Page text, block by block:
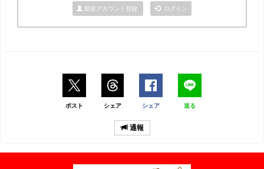
新規アカウント登録 ログイン
ポスト シェア シェア 送る
通報